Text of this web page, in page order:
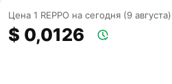
Цена 1 REPPO на сегодня (9 августа)
$ 0,0126